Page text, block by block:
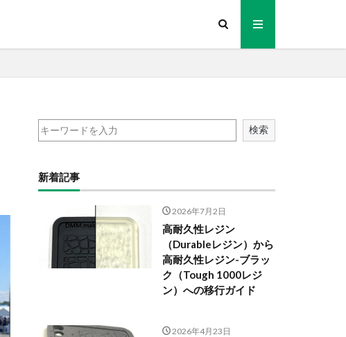
検索
新着記事
2026年7月2日
高耐久性レジン
（Durableレジン）から
高耐久性レジン-ブラッ
ク（Tough 1000レジ
ン）への移行ガイド
2026年4月23日